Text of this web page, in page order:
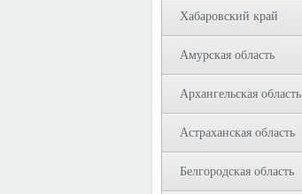
Хабаровский край
Амурская область
Архангельская область
Астраханская область
Белгородская область